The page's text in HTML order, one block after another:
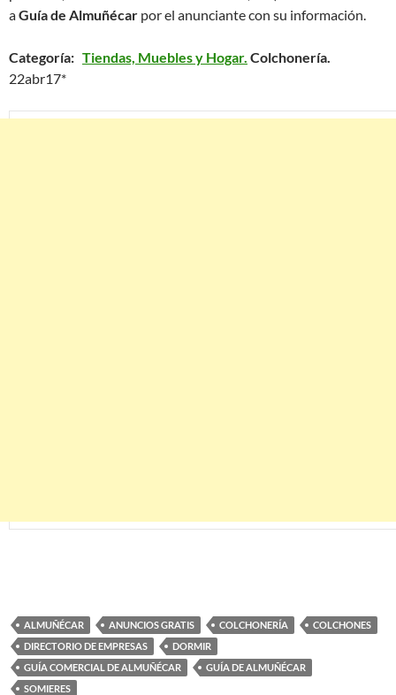
aGuía de Almuñécar por el anunciante con su información.
Categoría: Tiendas, Muebles y Hogar. Colchonería.
22abr17*
ALMUÑÉCAR ANUNCIOS GRATIS COLCHONERÍA
COLCHONES
DIRECTORIO DE EMPRESAS
DORMIR
GUÍA COMERCIAL DE ALMUÑÉCAR
GUÍA DE ALMUÑÉCAR
SOMIERES